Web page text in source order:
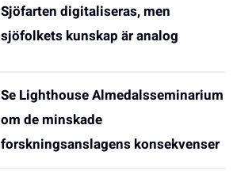
Sjöfarten digitaliseras, men
sjöfolkets kunskap är analog
Se Lighthouse Almedalsseminarium
om de minskade
forskningsanslagens konsekvenser